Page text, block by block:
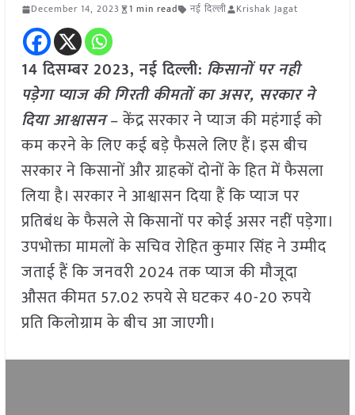
December 14, 2023 1 min read नई दिल्ली Krishak Jagat
14 दिसम्बर 2023, नई दिल्ली: किसानों पर नही
पड़ेगा प्याज की गिरती कीमतों का असर, सरकार ने
दिया आश्वासन– केंद्र सरकार ने प्याज की महंगाई को
कम करने के लिए कई बड़े फैसले लिए हैं। इस बीच
सरकार ने किसानों और ग्राहकों दोनों के हित में फैसला
लिया है। सरकार ने आश्वासन दिया हैं कि प्याज पर
प्रतिबंध के फैसले से किसानों पर कोई असर नहीं पड़ेगा।
उपभोक्ता मामलों के सचिव रोहित कुमार सिंह ने उम्मीद
जताई हैं कि जनवरी 2024 तक प्याज की मौजूदा
औसत कीमत 57.02 रुपये से घटकर 40-20 रुपये
प्रति किलोग्राम के बीच आ जाएगी।